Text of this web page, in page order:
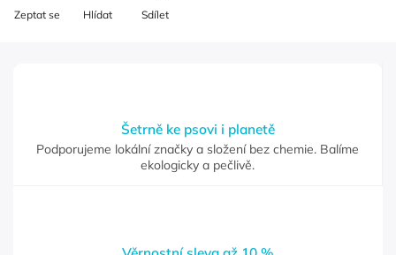
Zeptat se Hlídat Sdílet
Šetrně ke psovi i planetě
Podporujeme lokální značky a složení bez chemie. Balíme
ekologicky a pečlivě.